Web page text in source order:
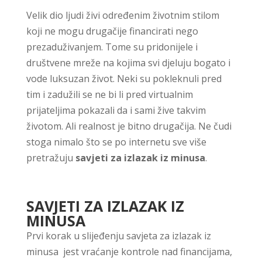
Velik dio ljudi živi određenim životnim stilom
koji ne mogu drugačije financirati nego
prezaduživanjem. Tome su pridonijele i
društvene mreže na kojima svi djeluju bogato i
vode luksuzan život. Neki su pokleknuli pred
tim i zadužili se ne bi li pred virtualnim
prijateljima pokazali da i sami žive takvim
životom. Ali realnost je bitno drugačija. Ne čudi
stoga nimalo što se po internetu sve više
pretražuju savjeti za izlazak iz minusa.
SAVJETI ZA IZLAZAK IZ
MINUSA
Prvi korak u slijeđenju savjeta za izlazak iz
minusa jest vraćanje kontrole nad financijama,